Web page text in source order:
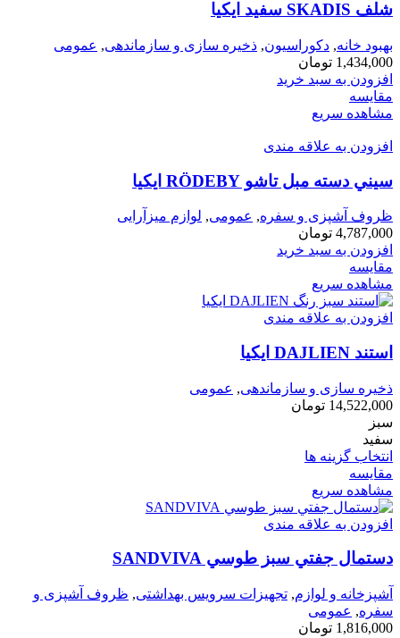
شلف SKADIS سفيد ايكيا
بهبود خانه, دکوراسیون, ذخیره سازی و سازماندهی, عمومی
1,434,000 تومان
افزودن به سبد خرید
مقایسه
مشاهده سریع
افزودن به علاقه مندی
سيني دسته مبل تاشو RÖDEBY ايكيا
ظروف آشپزی و سفره, عمومی, لوازم میزآرایی
4,787,000 تومان
افزودن به سبد خرید
مقایسه
مشاهده سریع
افزودن به علاقه مندی
استند DAJLIEN ايكيا
ذخیره سازی و سازماندهی, عمومی
14,522,000 تومان
سبز
سفید
انتخاب گزینه ها
مقایسه
مشاهده سریع
افزودن به علاقه مندی
دستمال جفتي سبز طوسي SANDVIVA
آشپزخانه و لوازم, تجهیزات سرویس بهداشتی, ظروف آشپزی و
سفره, عمومی
1,816,000 تومان